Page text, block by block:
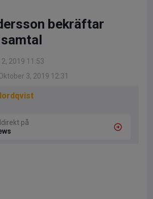
bekräftar
2019 11:53
3, 2019 12:31
på